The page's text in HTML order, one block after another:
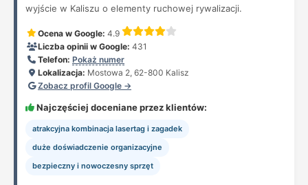
wyjście w Kaliszu o elementy ruchowej rywalizacji.
Ocena w Google: 4.9
Liczba opinii w Google: 431
Telefon: Pokaż numer
Lokalizacja: Mostowa 2, 62-800 Kalisz
Zobacz profil Google →
Najczęściej doceniane przez klientów:
atrakcyjna kombinacja lasertag i zagadek
duże doświadczenie organizacyjne
bezpieczny i nowoczesny sprzęt